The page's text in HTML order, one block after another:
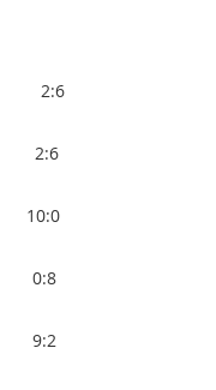
I 2:6
II 2:6
10:0
0:8
9:2